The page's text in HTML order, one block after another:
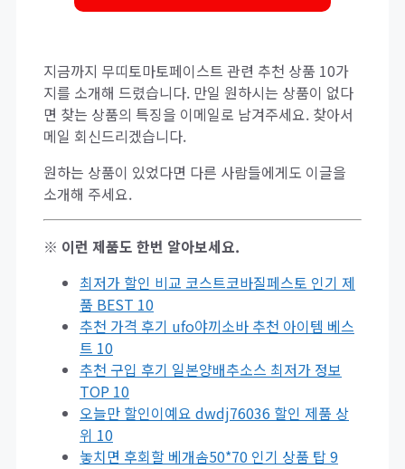
지금까지 무띠토마토페이스트 관련 추천 상품 10가
지를 소개해 드렸습니다. 만일 원하시는 상품이 없다
면 찾는 상품의 특징을 이메일로 남겨주세요. 찾아서
메일 회신드리겠습니다.
원하는 상품이 있었다면 다른 사람들에게도 이글을
소개해 주세요.
※ 이런 제품도 한번 알아보세요.
최저가 할인 비교 코스트코바질페스토 인기 제
품 BEST 10
추천 가격 후기 ufo야끼소바 추천 아이템 베스
트 10
추천 구입 후기 일본양배추소스 최저가 정보
TOP 10
오늘만 할인이예요 dwdj76036 할인 제품 상
위 10
놓치면 후회할 베개솜50*70 인기 상품 탑 9